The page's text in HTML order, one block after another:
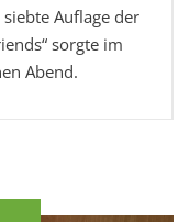
Auflage der
sorgte im
Abend.